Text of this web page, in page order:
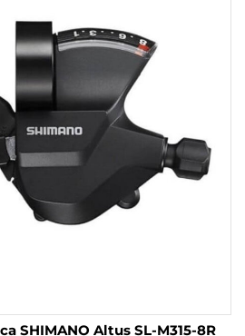
SHIMANO Altus SL-M315-8R